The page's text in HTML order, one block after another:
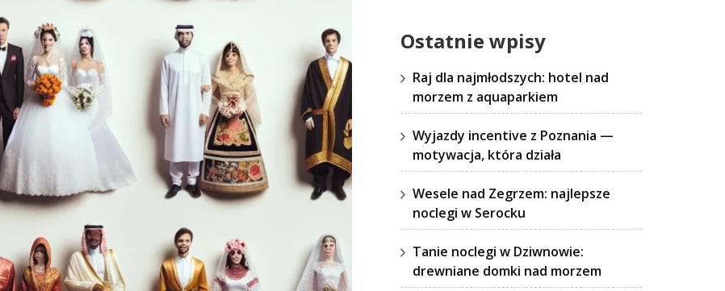
Ostatnie wpisy
Raj dla najmłodszych: hotel nad
morzem z aquaparkiem
Wyjazdy incentive z Poznania —
motywacja, która działa
Wesele nad Zegrzem: najlepsze
noclegi w Serocku
Tanie noclegi w Dziwnowie:
drewniane domki nad morzem